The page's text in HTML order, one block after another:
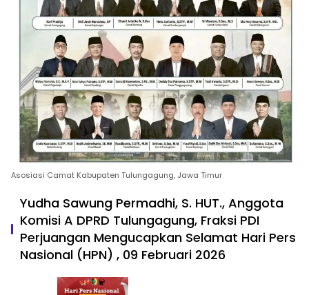
Asosiasi Camat Kabupaten Tulungagung, Jawa Timur
Yudha Sawung Permadhi, S. HUT., Anggota
Komisi A DPRD Tulungagung, Fraksi PDI
Perjuangan Mengucapkan Selamat Hari Pers
Nasional (HPN) , 09 Februari 2026